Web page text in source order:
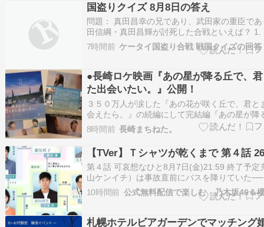
国盗りクイズ 8月8日の答え
問題： 真田昌幸の兄であり、武田家の重臣で
田信綱・真田昌輝が討死した合戦といえば？ 1.
の戦い 2. 長篠の戦い 3. 三方ヶ原の戦い 4. 砥
い 正解： 2. 長篠の戦い ???? 関連書籍・商品
7時間前 ケータイ国盗り合戦 戦国クイズの回答
●長崎ロケ映画『あの星が降る丘で、
た出会いたい。』公開！
３５０万人が涙した『あの花が咲く丘で、君と
会えたら。』の続編にして完結編『あの星が降
で、君とまた出会いたい。』が２０２６年８月
公開されました！長崎市でもロケが行われ中島
長崎の風景がたくさんスクリーンに登場します
歌は、長崎出身の福山雅治さん。私も初日に
8時間前 長崎まちねた。
【TVer】Ｔシャツが乾くまで 第４話
第４話 可哀想なひと8月7日(金)21:59 終了予定
山ケンイチ）は事故直前にバスを降りていた
な衝撃の事実を知った矢先、喫茶「ひこうき」
ってきた充からの電話を取ってしまった咲子（
分のもとへ帰ってくるつもり…
10時間前
札幌ホテルビアガーデンでマッチング